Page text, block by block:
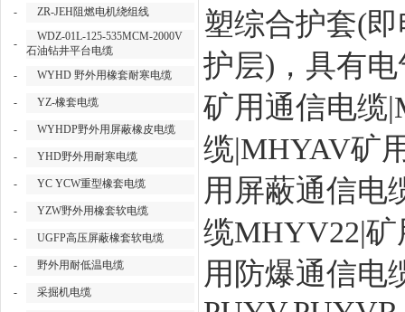
- ZR-JEH阻燃电机绕组线
-
WDZ-01L-125-535MCM-2000V
石油钻井平台电缆
-
WYHD 野外用橡套耐寒电缆
- YZ-橡套电缆
- WYHDP野外用屏蔽橡皮电缆
- YHD野外用耐寒电缆
- YC YCW重型橡套电缆
- YZW野外用橡套软电缆
- UGFP高压屏蔽橡套软电缆
- 野外用耐低温电缆
- 采掘机电缆
塑综合护套(
护层)，具有
矿用通信电缆
缆|MHYAV矿
用屏蔽通信电
缆MHYV22|
用防爆通信电